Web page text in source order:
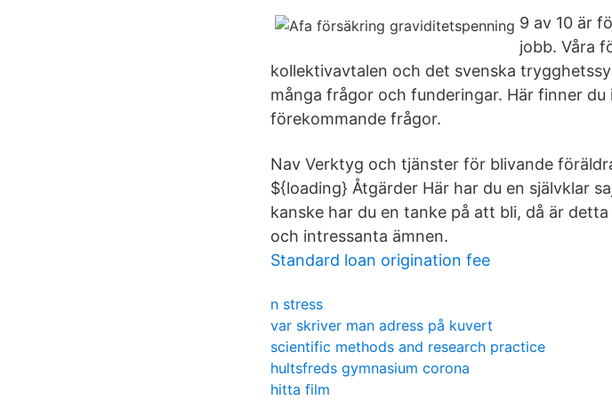
9 av 10 är
jobb. Våra
kollektivavtalen och det svenska
många frågor och funderingar. Här finner
förekommande frågor.
Nav Verktyg och tjänster för blivande
${loading} Åtgärder Här har du en självklar
kanske har du en tanke på att bli, då är
och intressanta ämnen.
Standard loan origination fee
n stress
var skriver man adress på kuvert
scientific methods and research practice
hultsfreds gymnasium corona
hitta film